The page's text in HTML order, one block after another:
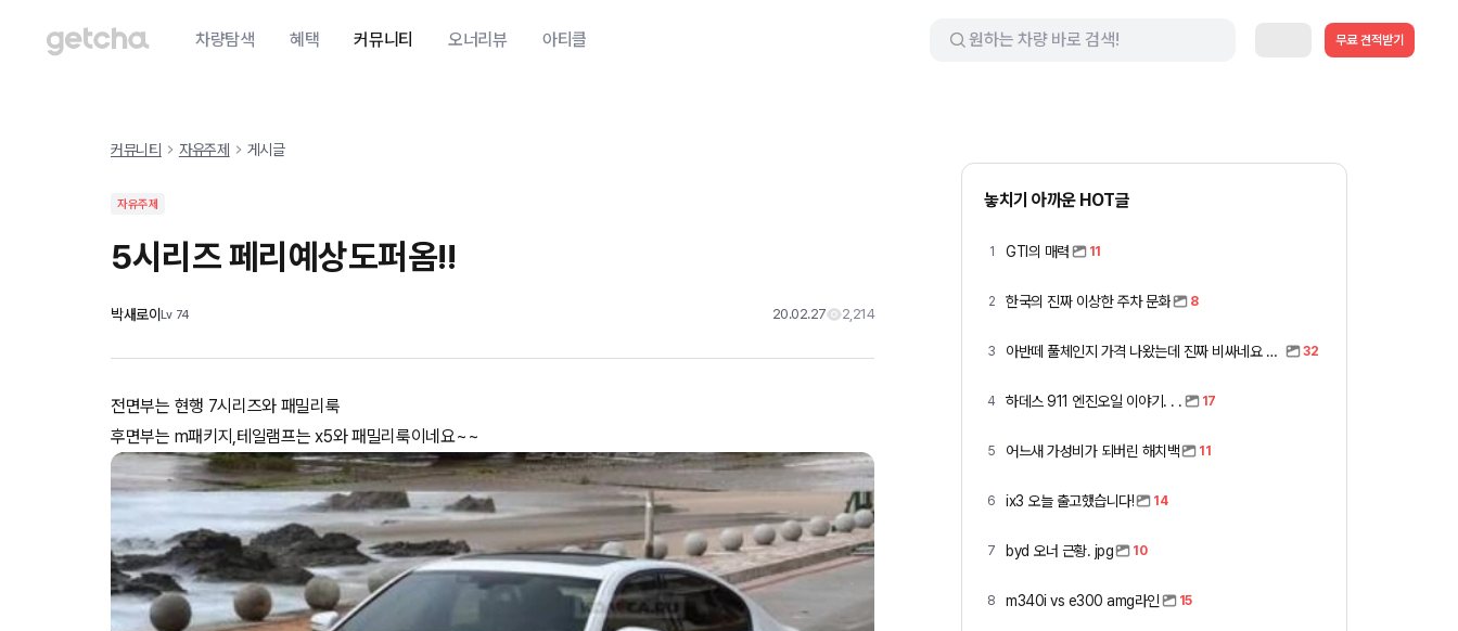
차량탐색 혜택 커뮤니티 오너리뷰 아티클 무료 견적받기
커뮤니티 자유주제 게시글
자유주제
5시리즈 페리예상도퍼옴!!
박새로이 Lv 74 20.02.27 2,214
전면부는 현행 7시리즈와 패밀리룩
후면부는 m패키지,테일램프는 x5와 패밀리룩이네요~~
놓치기 아까운 HOT글
1 GTI의 매력 11
2 한국의 진짜 이상한 주차 문화 8
3 아반떼 풀체인지 가격 나왔는데 진짜 비싸네요 ㅎㅎ 32
4 하데스 911 엔진오일 이야기. . . 17
5 어느새 가성비가 되버린 해치백 11
6 ix3 오늘 출고했습니다! 14
7 byd 오너 근황. jpg 10
8 m340i vs e300 amg라인 15